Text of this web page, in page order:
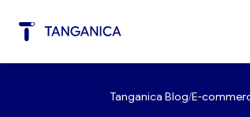
Reklamy na pár kliknutí
Tanganica Blog E-